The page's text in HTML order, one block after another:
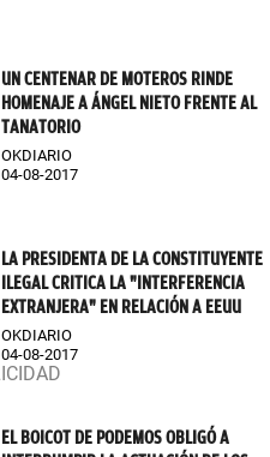
UN CENTENAR DE MOTEROS RINDE
HOMENAJE A ÁNGEL NIETO FRENTE AL
TANATORIO
OKDIARIO
04-08-2017
LA PRESIDENTA DE LA CONSTITUYENTE
ILEGAL CRITICA LA "INTERFERENCIA
EXTRANJERA" EN RELACIÓN A EEUU
OKDIARIO
04-08-2017
EL BOICOT DE PODEMOS OBLIGÓ A